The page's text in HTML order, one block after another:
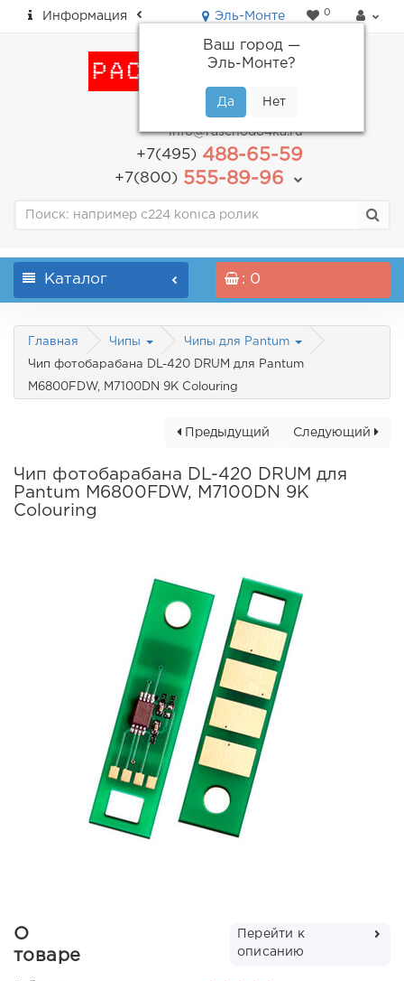
Информация Эль-Монте
Ваш город —
Эль-Монте?
0
пн-пт: с 9.00 до 18.00
info@raschodo4ka.ru
+7(495)488-65-59
+7(800)555-89-96
Каталог : 0
Главная Чипы Чипы для Pantum
Чип фотобарабана DL-420 DRUM для Pantum
M6800FDW, M7100DN 9K Colouring
Следующий
Предыдущий
Чип фотобарабана DL-420 DRUM для
Pantum M6800FDW, M7100DN 9K
Colouring
О
товаре
Перейти к
описанию